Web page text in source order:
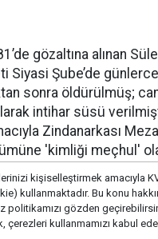
gözaltına alınan
Siyasi Şube’de
sonra öldürülmüş;
intihar süsü
Zindanarkası
'kimliği meçhul'
kişiselleştirmek amacıyla
kullanmaktadır. Bu konu
politikamızı gözden
çerezleri kullanmamızı kabul